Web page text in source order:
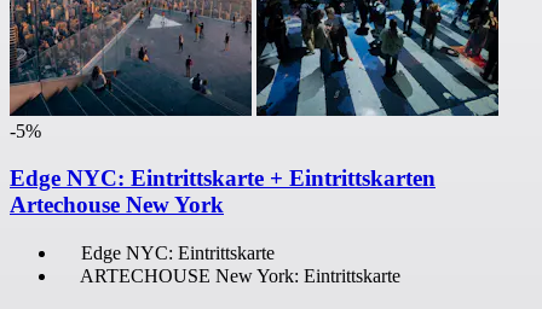
-5%
Edge NYC: Eintrittskarte + Eintrittskarten
Artechouse New York
Edge NYC: Eintrittskarte
ARTECHOUSE New York: Eintrittskarte